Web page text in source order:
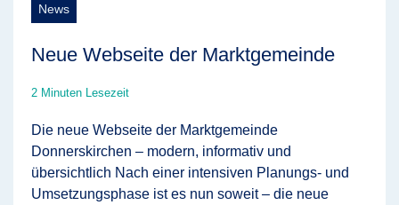
News
Neue Webseite der Marktgemeinde
2 Minuten Lesezeit
Die neue Webseite der Marktgemeinde
Donnerskirchen – modern, informativ und
übersichtlich Nach einer intensiven Planungs- und
Umsetzungsphase ist es nun soweit – die neue